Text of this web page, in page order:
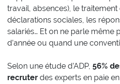
travail, absences), le
déclarations sociales, les
salariés… Et on ne parle même
d’année ou quand une
Selon une étude d’ADP, 56%
recruter des experts en paie